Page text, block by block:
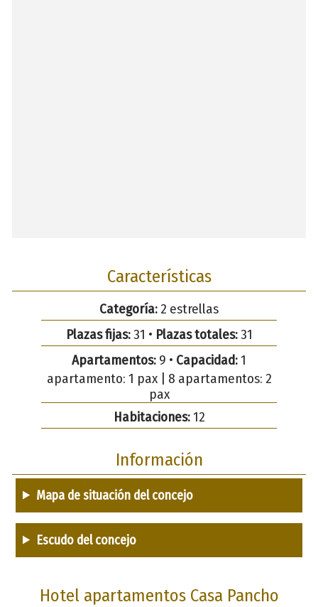
Características
Categoría: 2 estrellas
Plazas fijas:31 • Plazas totales:31
Apartamentos: 9 • Capacidad:1
apartamento: 1 pax | 8 apartamentos: 2
pax
Habitaciones:12
Información
Mapa de situación del concejo
Escudo del concejo
Hotel apartamentos Casa Pancho